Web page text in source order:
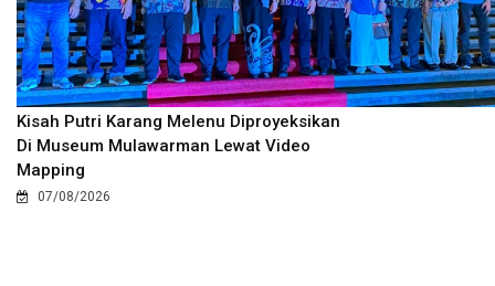
Kisah Putri Karang Melenu Diproyeksikan
Di Museum Mulawarman Lewat Video
Mapping
07/08/2026